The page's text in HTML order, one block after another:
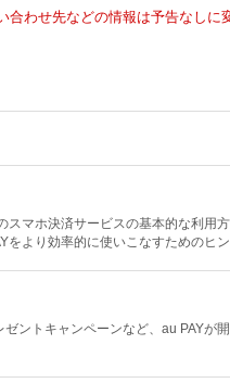
わせ先などの情報は予告なし
スマホ決済サービスの基本的な利用
をより効率的に使いこなすためのヒン
ントキャンペーンなど、au PAYが